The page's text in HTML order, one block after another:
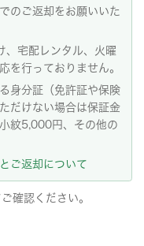
のご返却をお願いいた
、宅配レンタル、火曜
を行っておりません。
身分証（免許証や保険
だけない場合は保証金
紋5,000円、その他の
ご返却について
確認ください。